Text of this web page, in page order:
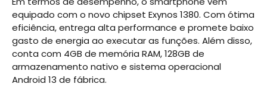
equipado com o novo chipset Exynos 1380. Com ótima
eficiência, entrega alta performance e promete baixo
gasto de energia ao executar as funções. Além disso,
conta com 4GB de memória RAM, 128GB de
armazenamento nativo e sistema operacional
Android 13 de fábrica.